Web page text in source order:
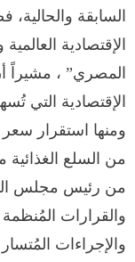
السابقة
الإقتصادية
المصري” ، مشيراً
الإقتصادية التي
ومنها استقرار سعر
من السلع
من رئيس مجلس
والقرارات المُنظمة
والإجراءات